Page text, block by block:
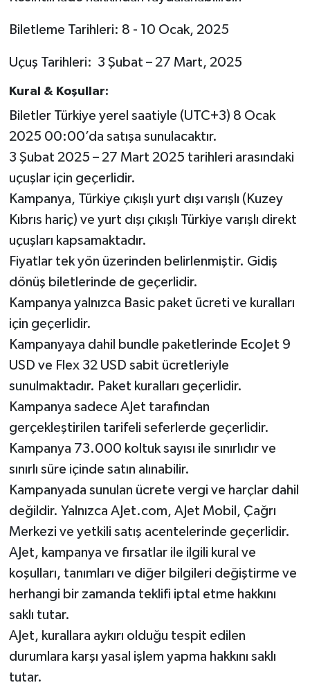
Biletleme Tarihleri: 8 - 10 Ocak, 2025
Uçuş Tarihleri: 3 Şubat – 27 Mart, 2025
Kural & Koşullar:
Biletler Türkiye yerel saatiyle (UTC+3) 8 Ocak
2025 00:00’da satışa sunulacaktır.
3 Şubat 2025 – 27 Mart 2025 tarihleri arasındaki
uçuşlar için geçerlidir.
Kampanya, Türkiye çıkışlı yurt dışı varışlı (Kuzey
Kıbrıs hariç) ve yurt dışı çıkışlı Türkiye varışlı direkt
uçuşları kapsamaktadır.
Fiyatlar tek yön üzerinden belirlenmiştir. Gidiş
dönüş biletlerinde de geçerlidir.
Kampanya yalnızca Basic paket ücreti ve kuralları
için geçerlidir.
Kampanyaya dahil bundle paketlerinde EcoJet 9
USD ve Flex 32 USD sabit ücretleriyle
sunulmaktadır. Paket kuralları geçerlidir.
Kampanya sadece AJet tarafından
gerçekleştirilen tarifeli seferlerde geçerlidir.
Kampanya 73.000 koltuk sayısı ile sınırlıdır ve
sınırlı süre içinde satın alınabilir.
Kampanyada sunulan ücrete vergi ve harçlar dahil
değildir. Yalnızca AJet.com, AJet Mobil, Çağrı
Merkezi ve yetkili satış acentelerinde geçerlidir.
AJet, kampanya ve fırsatlar ile ilgili kural ve
koşulları, tanımları ve diğer bilgileri değiştirme ve
herhangi bir zamanda teklifi iptal etme hakkını
saklı tutar.
AJet, kurallara aykırı olduğu tespit edilen
durumlara karşı yasal işlem yapma hakkını saklı
tutar.